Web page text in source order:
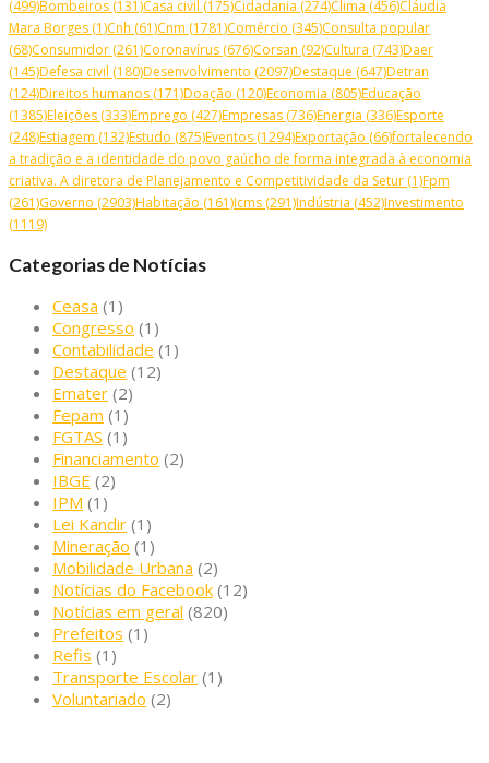
(499)Bombeiros (131)Casa civil (175)Cidadania (274)Clima (456)Cláudia
Mara Borges (1)Cnh (61)Cnm (1781)Comércio (345)Consulta popular
(68)Consumidor (261)Coronavírus (676)Corsan (92)Cultura (743)Daer
(145)Defesa civil (180)Desenvolvimento (2097)Destaque (647)Detran
(124)Direitos humanos (171)Doação (120)Economia (805)Educação
(1385)Eleições (333)Emprego (427)Empresas (736)Energia (336)Esporte
(248)Estiagem (132)Estudo (875)Eventos (1294)Exportação (66)fortalecendo
a tradição e a identidade do povo gaúcho de forma integrada à economia
criativa. A diretora de Planejamento e Competitividade da Setur (1)Fpm
(261)Governo (2903)Habitação (161)Icms (291)Indústria (452)Investimento
(1119)
Categorias de Notícias
Ceasa (1)
Congresso (1)
Contabilidade (1)
Destaque (12)
Emater (2)
Fepam (1)
FGTAS (1)
Financiamento (2)
IBGE (2)
IPM (1)
Lei Kandir (1)
Mineração (1)
Mobilidade Urbana (2)
Notícias do Facebook (12)
Notícias em geral (820)
Prefeitos (1)
Refis (1)
Transporte Escolar (1)
Voluntariado (2)